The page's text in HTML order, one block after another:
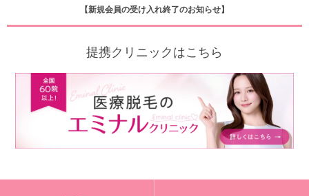
【新規会員の受け入れ終了のお知らせ】
提携クリニックはこちら